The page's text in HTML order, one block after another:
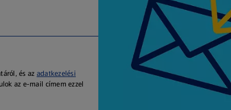
és az adatkezelési
az e-mail címem ezzel